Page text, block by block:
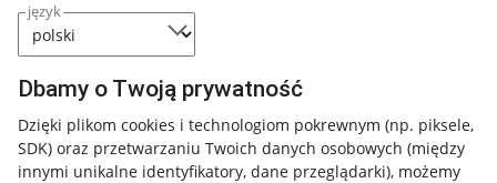
język
Dbamy o Twoją prywatność
Dzięki plikom cookies i technologiom pokrewnym (np. piksele,
SDK) oraz przetwarzaniu Twoich danych osobowych (między
innymi unikalne identyfikatory, dane przeglądarki), możemy